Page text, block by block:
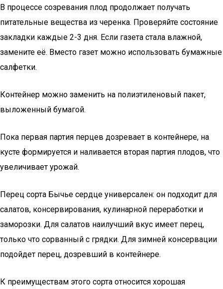
В процессе созревания плод продолжает получать
питательные вещества из черенка. Проверяйте состояние
закладки каждые 2-3 дня. Если газета стала влажной,
замените её. Вместо газет можно использовать бумажные
салфетки.
Контейнер можно заменить на полиэтиленовый пакет,
выложенный бумагой.
Пока первая партия перцев дозревает в контейнере, на
кусте формируется и наливается вторая партия плодов, что
увеличивает урожай.
Перец сорта Бычье сердце универсален: он подходит для
салатов, консервирования, кулинарной переработки и
заморозки. Для салатов наилучший вкус имеет перец,
только что сорванный с грядки. Для зимней консервации
подойдет перец, дозревший в контейнере.
К преимуществам этого сорта относится хорошая